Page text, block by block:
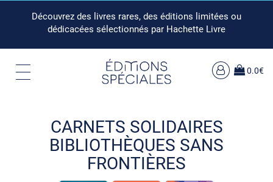
Découvrez des livres rares, des éditions limitées ou
dédicacées sélectionnés par Hachette Livre
0.0€
CARNETS SOLIDAIRES
BIBLIOTHÈQUES SANS
FRONTIÈRES